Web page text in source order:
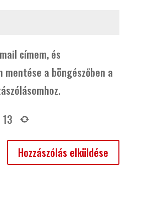
címem, és
mentése a böngészőben a
13